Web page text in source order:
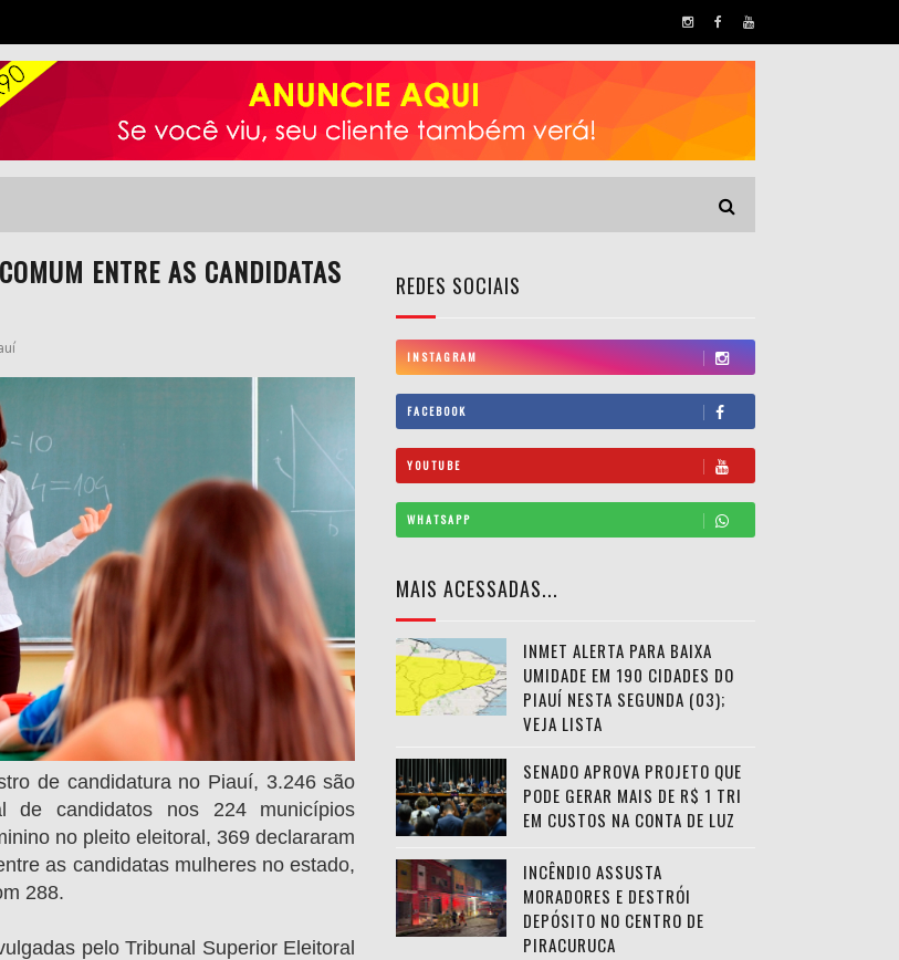
ENTRE AS CANDIDATAS
de candidatura no Piauí, 3.246 são
de candidatos nos 224 municípios
no pleito eleitoral, 369 declararam
as candidatas mulheres no estado,
288.
pelo Tribunal Superior Eleitoral
REDES SOCIAIS
INSTAGRAM
FACEBOOK
YOUTUBE
WHATSAPP
MAIS ACESSADAS...
INMET ALERTA PARA BAIXA
UMIDADE EM 190 CIDADES DO
PIAUÍ NESTA SEGUNDA (03);
VEJA LISTA
SENADO APROVA PROJETO QUE
PODE GERAR MAIS DE R$ 1 TRI
EM CUSTOS NA CONTA DE LUZ
INCÊNDIO ASSUSTA
MORADORES E DESTRÓI
DEPÓSITO NO CENTRO DE
PIRACURUCA